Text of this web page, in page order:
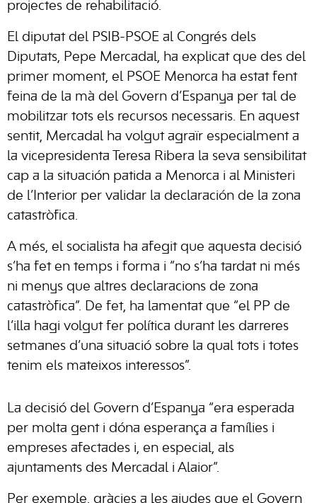
projectes de rehabilitació.
El diputat del PSIB-PSOE al Congrés dels
Diputats, Pepe Mercadal, ha explicat que des del
primer moment, el PSOE Menorca ha estat fent
feina de la mà del Govern d’Espanya per tal de
mobilitzar tots els recursos necessaris. En aquest
sentit, Mercadal ha volgut agraïr especialment a
la vicepresidenta Teresa Ribera la seva sensibilitat
cap a la situación patida a Menorca i al Ministeri
de l’Interior per validar la declaración de la zona
catastròfica.
A més, el socialista ha afegit que aquesta decisió
s’ha fet en temps i forma i “no s’ha tardat ni més
ni menys que altres declaracions de zona
catastròfica”. De fet, ha lamentat que “el PP de
l’illa hagi volgut fer política durant les darreres
setmanes d’una situació sobre la qual tots i totes
tenim els mateixos interessos”.
La decisió del Govern d’Espanya “era esperada
per molta gent i dóna esperança a famílies i
empreses afectades i, en especial, als
ajuntaments des Mercadal i Alaior”.
Per exemple, gràcies a les ajudes que el Govern